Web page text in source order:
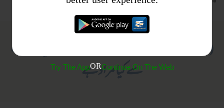
(108) ارشادِ باری تعالیٰ ﴿اِنَّا عَرَضْنَا الامَانَة﴾میں امانت
سے کیا مراد ہےTry The AppORContinue On The Web